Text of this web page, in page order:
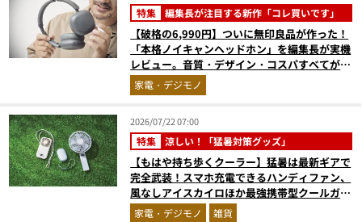
特集 編集長が注目する新作「コレ買いです」
【破格の6,990円】ついに無印良品が作った！
「本格ノイキャンヘッドホン」を編集長が実機
レビュー。音質・デザイン・コスパすべてが大
正解だった『コレ買いです』Vol.171
家電・デジモノ
2026/07/22 07:00
特集 涼しい！「猛暑対策グッズ」
【もはや持ち歩くクーラー】猛暑は最新ギアで
完全武装！スマホ充電できるハンディファン、
風なしアイスカイロほか最強携帯型クールガジ
ェット4選
家電・デジモノ 雑貨